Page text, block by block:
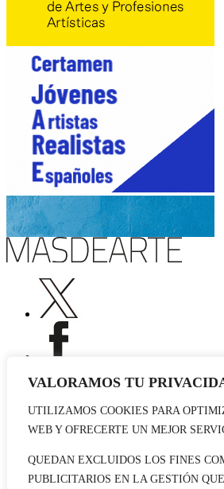
VALORAMOS TU
UTILIZAMOS COOKIES PARA
WEB Y OFRECERTE UN MEJOR
QUEDAN EXCLUIDOS LOS FINES
PUBLICITARIOS EN LA GESTIÓN
Publicidad
Contacto
© 2026 masdearte. Información de